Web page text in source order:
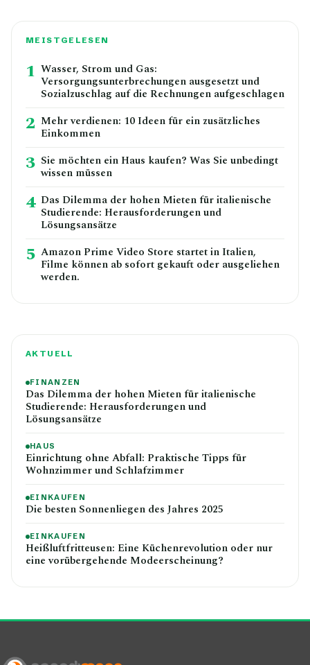
MEISTGELESEN
1 Wasser, Strom und Gas:
Versorgungsunterbrechungen ausgesetzt und
Sozialzuschlag auf die Rechnungen aufgeschlagen
2 Mehr verdienen: 10 Ideen für ein zusätzliches
Einkommen
3 Sie möchten ein Haus kaufen? Was Sie unbedingt
wissen müssen
4 Das Dilemma der hohen Mieten für italienische
Studierende: Herausforderungen und
Lösungsansätze
5 Amazon Prime Video Store startet in Italien,
Filme können ab sofort gekauft oder ausgeliehen
werden.
AKTUELL
FINANZEN
Das Dilemma der hohen Mieten für italienische
Studierende: Herausforderungen und
Lösungsansätze
HAUS
Einrichtung ohne Abfall: Praktische Tipps für
Wohnzimmer und Schlafzimmer
EINKAUFEN
Die besten Sonnenliegen des Jahres 2025
EINKAUFEN
Heißluftfritteusen: Eine Küchenrevolution oder nur
eine vorübergehende Modeerscheinung?